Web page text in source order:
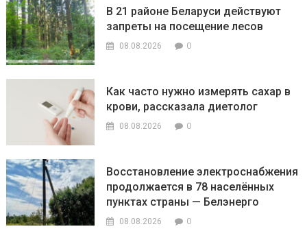
В 21 районе Беларуси действуют
запреты на посещение лесов
08.08.2026 0
Как часто нужно измерять сахар в
крови, рассказала диетолог
08.08.2026 0
Восстановление электроснабжения
продолжается в 78 населённых
пунктах страны — Белэнерго
08.08.2026 0